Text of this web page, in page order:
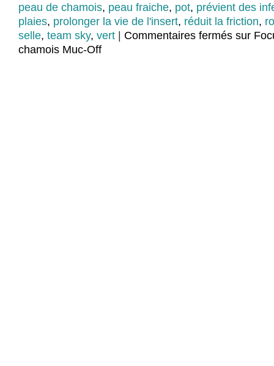
peau de chamois, peau fraiche, pot, prévient des
plaies, prolonger la vie de l'insert, réduit la friction,
selle, team sky, vert Commentaires fermés sur
chamois Muc-Off